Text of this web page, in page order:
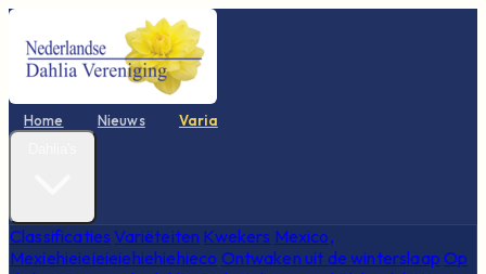
Home Nieuws Varia
Classificaties Variëteiten Kwekers Mexico,
Mexiehieieieieiehiehiehieco Ontwaken uit de winterslaap Op